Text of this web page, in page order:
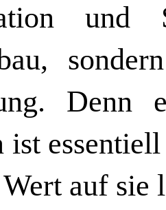
und
Denn
ist
auf sie